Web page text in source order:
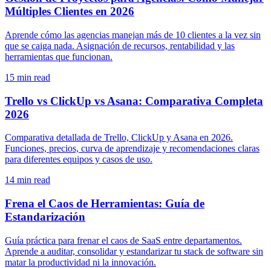
Múltiples Clientes en 2026
Aprende cómo las agencias manejan más de 10 clientes a la vez sin
que se caiga nada. Asignación de recursos, rentabilidad y las
herramientas que funcionan.
15 min read
Trello vs ClickUp vs Asana: Comparativa Completa
2026
Comparativa detallada de Trello, ClickUp y Asana en 2026.
Funciones, precios, curva de aprendizaje y recomendaciones claras
para diferentes equipos y casos de uso.
14 min read
Frena el Caos de Herramientas: Guía de
Estandarización
Guía práctica para frenar el caos de SaaS entre departamentos.
Aprende a auditar, consolidar y estandarizar tu stack de software sin
matar la productividad ni la innovación.